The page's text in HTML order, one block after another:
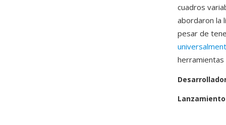
cuadros
abordaron la
pesar de